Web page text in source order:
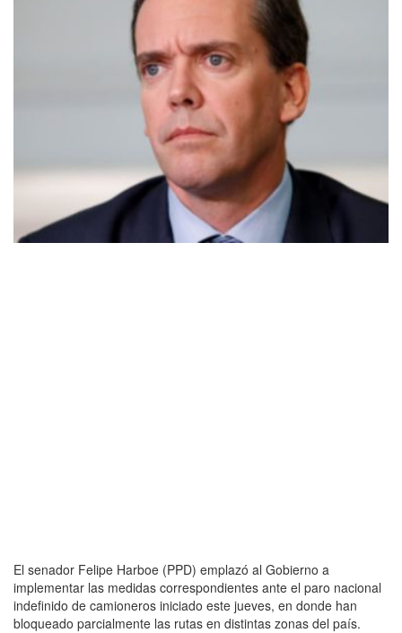
El senador Felipe Harboe (PPD) emplazó al Gobierno a
implementar las medidas correspondientes ante el paro nacional
indefinido de camioneros iniciado este jueves, en donde han
bloqueado parcialmente las rutas en distintas zonas del país.